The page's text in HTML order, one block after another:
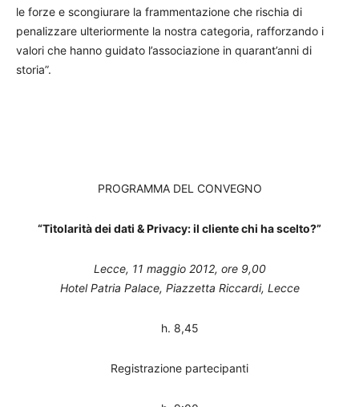
le forze e scongiurare la frammentazione che rischia di
penalizzare ulteriormente la nostra categoria, rafforzando i
valori che hanno guidato l’associazione in quarant’anni di
storia”.
PROGRAMMA DEL CONVEGNO
“Titolarità dei dati & Privacy: il cliente chi ha scelto?”
Lecce, 11 maggio 2012, ore 9,00
Hotel Patria Palace, Piazzetta Riccardi, Lecce
h. 8,45
Registrazione partecipanti